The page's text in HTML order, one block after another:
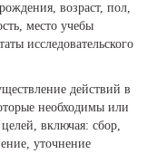
возраст, пол,
место учебы
исследовательского
действий в
необходимы или
включая: сбор,
уточнение